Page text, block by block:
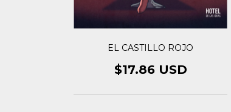
EL CASTILLO ROJO
$17.86 USD